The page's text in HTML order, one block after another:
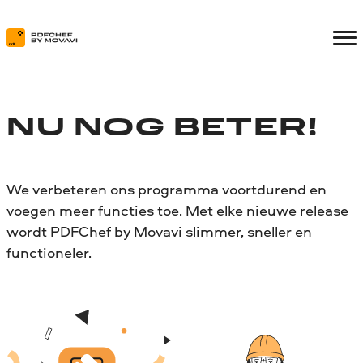
NU NOG BETER!
We verbeteren ons programma voortdurend en
voegen meer functies toe. Met elke nieuwe release
wordt PDFChef by Movavi slimmer, sneller en
functioneler.